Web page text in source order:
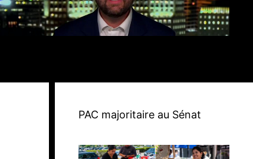
PAC majoritaire au Sénat